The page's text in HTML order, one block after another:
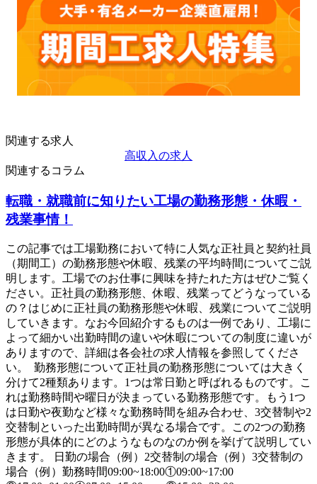
関連する求人
高収入の求人
関連するコラム
転職・就職前に知りたい工場の勤務形態・休暇・
残業事情！
この記事では工場勤務において特に人気な正社員と契約社員
（期間工）の勤務形態や休暇、残業の平均時間についてご説
明します。工場でのお仕事に興味を持たれた方はぜひご覧く
ださい。正社員の勤務形態、休暇、残業ってどうなっている
の？はじめに正社員の勤務形態や休暇、残業についてご説明
していきます。なお今回紹介するものは一例であり、工場に
よって細かい出勤時間の違いや休暇についての制度に違いが
ありますので、詳細は各会社の求人情報を参照してくださ
い。 勤務形態について正社員の勤務形態については大きく
分けて2種類あります。1つは常日勤と呼ばれるものです。こ
れは勤務時間や曜日が決まっている勤務形態です。もう1つ
は日勤や夜勤など様々な勤務時間を組み合わせ、3交替制や2
交替制といった出勤時間が異なる場合です。この2つの勤務
形態が具体的にどのようなものなのか例を挙げて説明してい
きます。 日勤の場合（例）2交替制の場合（例）3交替制の
場合（例）勤務時間09:00~18:00①09:00~17:00